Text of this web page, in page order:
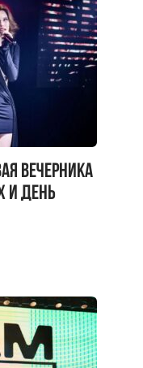
вечерника
и день